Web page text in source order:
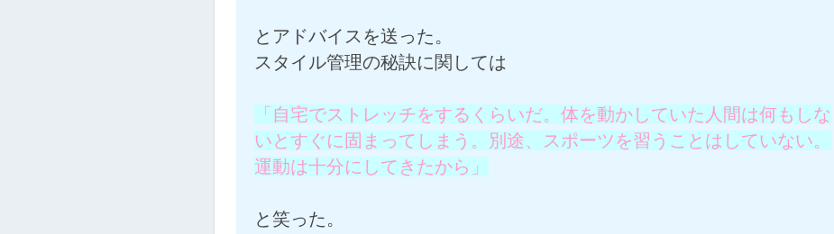
とアドバイスを送った。
スタイル管理の秘訣に関しては
「自宅でストレッチをするくらいだ。体を動かしていた人間は何もしな
いとすぐに固まってしまう。別途、スポーツを習うことはしていない。
運動は十分にしてきたから」
と笑った。